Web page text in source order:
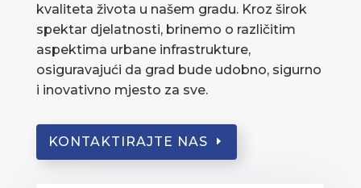
kvaliteta života u našem gradu. Kroz širok
spektar djelatnosti, brinemo o različitim
aspektima urbane infrastrukture,
osiguravajući da grad bude udobno, sigurno
i inovativno mjesto za sve.
KONTAKTIRAJTE NAS